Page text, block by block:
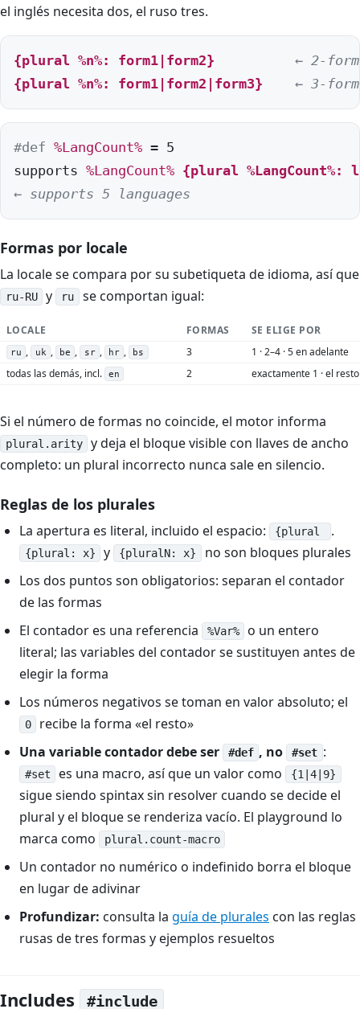
el inglés necesita dos, el ruso tres.
{plural %n%: form1|form2}
← 2-
{plural %n%: form1|form2|form3} ← 3-
#def %LangCount% = 5
supports %LangCount% {plural %LangCount%:
← supports 5 languages
Formas por locale
La locale se compara por su subetiqueta de idioma, así que
ru-RU y ru se comportan igual:
LOCALE FORMAS SE ELIGE POR
ru , uk , be , sr , hr , bs 3
1 · 2–4 · 5 en adelante
todas las demás, incl.
en 2 exactamente 1 · el resto
Si el número de formas no coincide, el motor informa
plural.arity
y deja el bloque visible con llaves de ancho
completo: un plural incorrecto nunca sale en silencio.
Reglas de los plurales
La apertura es literal, incluido el espacio: {plural .
{plural: x} y {pluralN: x}
no son bloques plurales
Los dos puntos son obligatorios: separan el contador
de las formas
El contador es una referencia
%Var%
o un entero
literal; las variables del contador se sustituyen antes de
elegir la forma
Los números negativos se toman en valor absoluto; el
0
recibe la forma «el resto»
Una variable contador debe ser
#def , no #set :
#set es una macro, así que un valor como {1|4|9}
sigue siendo spintax sin resolver cuando se decide el
plural y el bloque se renderiza vacío. El playground lo
marca como
plural.count-macro
Un contador no numérico o indefinido borra el bloque
en lugar de adivinar
Profundizar: consulta la guía de plurales con las reglas
rusas de tres formas y ejemplos resueltos
Includes #include